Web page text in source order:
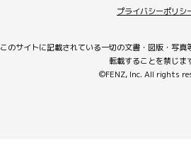
プライバシーポリシ
このサイトに記載されている一切の文書・図版・写真
転載することを禁じま
©FENZ, Inc. All rights